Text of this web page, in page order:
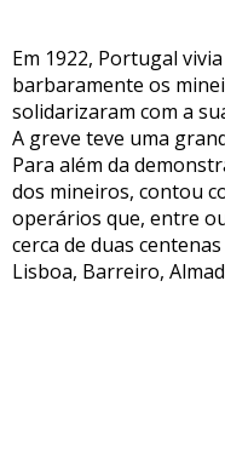
Em 1922, Portugal
barbaramente os
solidarizaram com a
A greve teve uma
Para além da
dos mineiros, contou
operários que, entre
cerca de duas
Lisboa, Barreiro,